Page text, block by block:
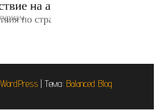
WordPress | Тема: Balanced Blog